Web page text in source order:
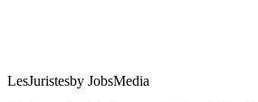
LesJuristesby JobsMedia